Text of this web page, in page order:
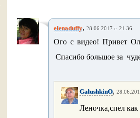
elenaduffy, 28.06.2017 г. 21:36
Ого с видео! Привет
Спасибо большое за
GalushkinO,
Леночка,спел